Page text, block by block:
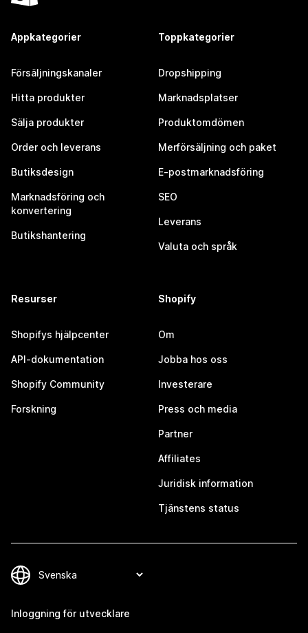
Appkategorier
Försäljningskanaler
Hitta produkter
Sälja produkter
Order och leverans
Butiksdesign
Marknadsföring och
konvertering
Butikshantering
Toppkategorier
Dropshipping
Marknadsplatser
Produktomdömen
Merförsäljning och paket
E-postmarknadsföring
SEO
Leverans
Valuta och språk
Resurser
Shopifys hjälpcenter
API-dokumentation
Shopify Community
Forskning
Shopify
Om
Jobba hos oss
Investerare
Press och media
Partner
Affiliates
Juridisk information
Tjänstens status
Inloggning för utvecklare